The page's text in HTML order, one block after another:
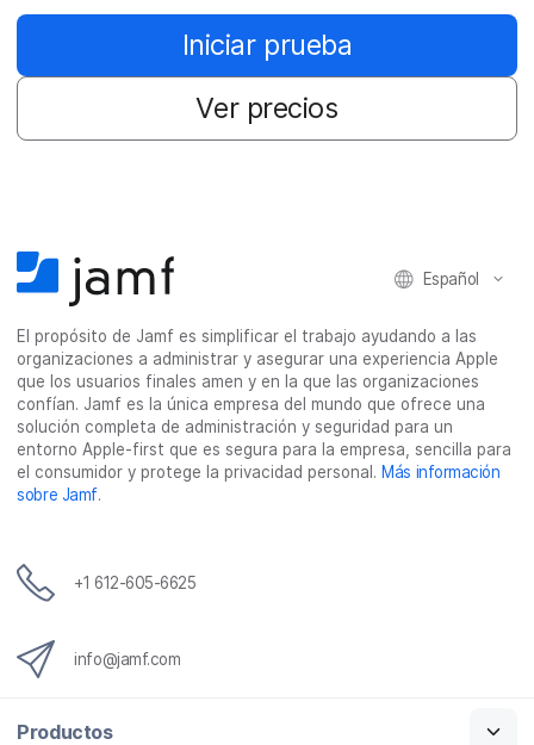
Iniciar prueba
Ver precios
Español
El propósito de Jamf es simplificar el trabajo ayudando a las
organizaciones a administrar y asegurar una experiencia Apple
que los usuarios finales amen y en la que las organizaciones
confían. Jamf es la única empresa del mundo que ofrece una
solución completa de administración y seguridad para un
entorno Apple-first que es segura para la empresa, sencilla para
el consumidor y protege la privacidad personal. Más información
sobre Jamf.
+1 612-605-6625
info@jamf.com
Productos